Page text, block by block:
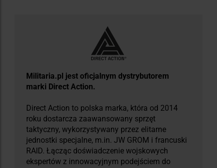
​Militaria.pl jest oficjalnym dystrybutorem
marki Direct Action.
Direct Action to polska marka, która od 2014
roku dostarcza zaawansowany sprzęt
taktyczny, wykorzystywany przez elitarne
jednostki specjalne, m.in. JW GROM i francuski
RAID. Łącząc doświadczenie wojskowych
ekspertów z innowacyjnym podejściem do